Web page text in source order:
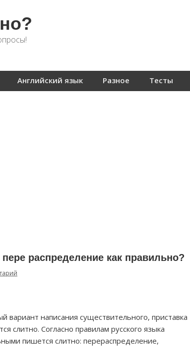
Английский язык Разное Тесты
распределение как правильно?
вариант написания существительного, приставка
слитно. Согласно правилам русского языка
пишется слитно: перераспределение,